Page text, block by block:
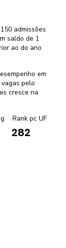
admissões
saldo de 1
ao do ano
em
pelo
cresce na
Rank pc UF
282